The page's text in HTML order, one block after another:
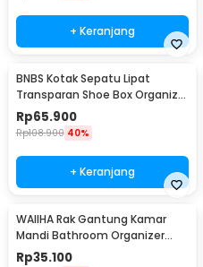
+ Keranjang
BNBS Kotak Sepatu Lipat
Transparan Shoe Box Organizer
6 PCS Size L - LF010
Rp65.900
Rp108.900 40%
+ Keranjang
WAIIHA Rak Gantung Kamar
Mandi Bathroom Organizer
Rack Stainless Steel L - W21
Rp35.100